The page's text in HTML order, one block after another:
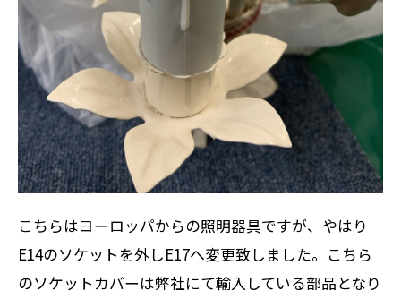
こちらはヨーロッパからの照明器具ですが、やはり
E14のソケットを外しE17へ変更致しました。こちら
のソケットカバーは弊社にて輸入している部品となり